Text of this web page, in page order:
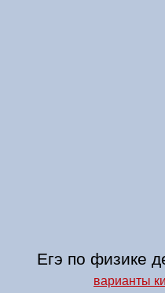
Егэ по физике
варианты